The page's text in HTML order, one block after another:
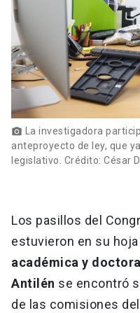
Vecinos
Donaciones launch
photo_camera La investigadora
anteproyecto de ley, que
legislativo. Crédito: César
Los pasillos del
estuvieron en su
académica y
Antilén se encontró
de las comisiones